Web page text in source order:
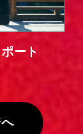
ート